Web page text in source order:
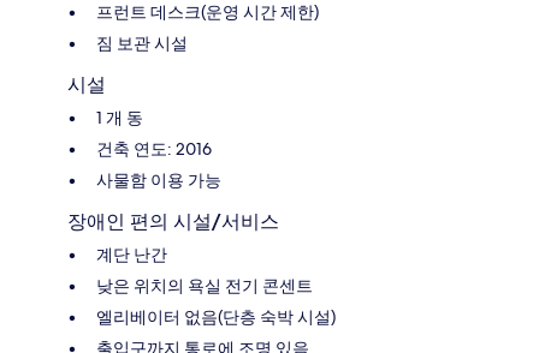
프런트 데스크(운영 시간 제한)
짐 보관 시설
시설
1 개 동
건축 연도: 2016
사물함 이용 가능
장애인 편의 시설/서비스
계단 난간
낮은 위치의 욕실 전기 콘센트
엘리베이터 없음(단층 숙박 시설)
출입구까지 통로에 조명 있음